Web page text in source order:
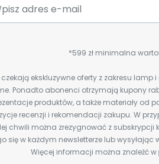
*599 zł minimalna
ekskluzywne oferty z zakresu
Ponadto abonenci otrzymają kupony
produktów, a także materiały od
recenzji i rekomendacji zakupu. W
chwili można zrezygnować z
się w każdym newsletterze lub wysyłając
Więcej informacji można znaleźć w